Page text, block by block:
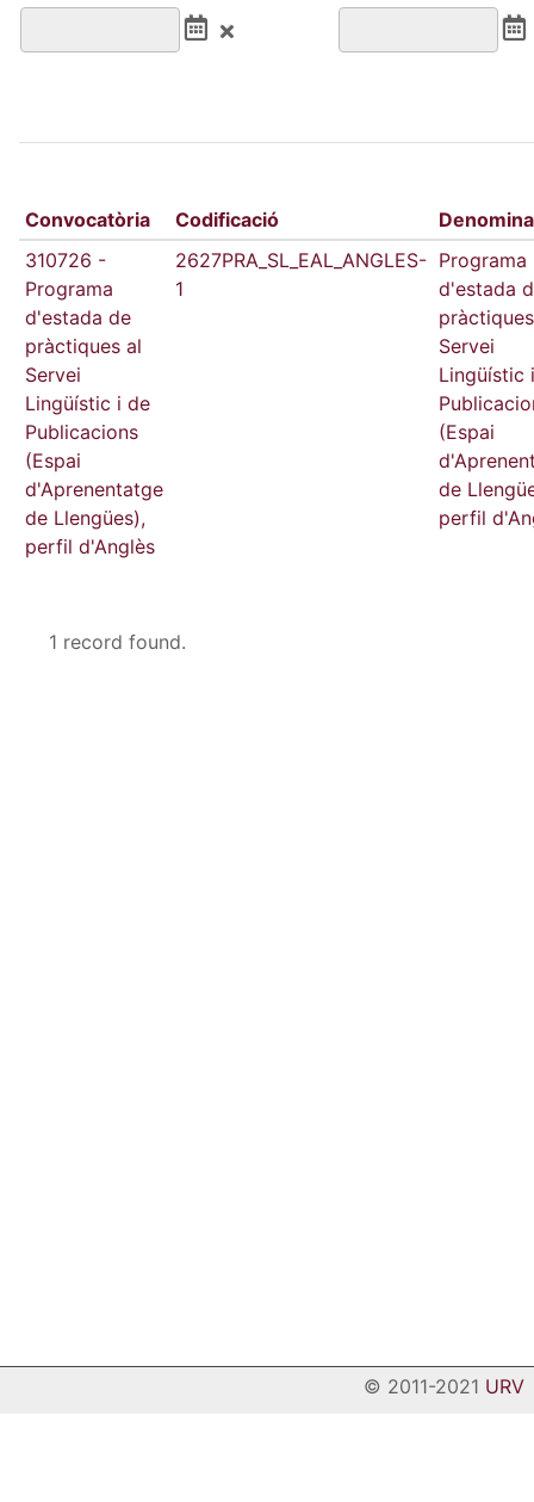
Convocatòria Codificació
310726 -
Programa
d'estada de
pràctiques al
Servei
Lingüístic i de
Publicacions
(Espai
d'Aprenentatge
de Llengües),
perfil d'Anglès
2627PRA_SL_EAL_ANGLES-
1
Programa
d'estada
Servei
Lingüístic
(Espai
de
perfil
1 record found.
© 2011-2021 URV